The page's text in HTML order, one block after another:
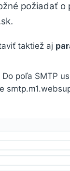
požiadať o
taktiež aj
poľa SMTP